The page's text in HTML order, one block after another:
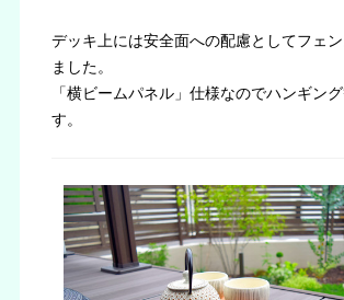
デッキ上には安全面への配慮としてフェ
ました。
「横ビームパネル」仕様なのでハンギン
す。